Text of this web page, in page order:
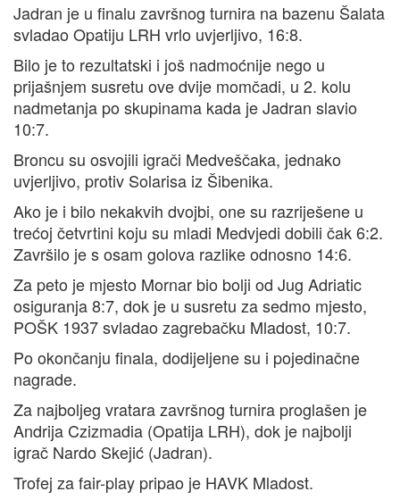
Jadran je u finalu završnog turnira na bazenu Šalata
svladao Opatiju LRH vrlo uvjerljivo, 16:8.
Bilo je to rezultatski i još nadmoćnije nego u
prijašnjem susretu ove dvije momčadi, u 2. kolu
nadmetanja po skupinama kada je Jadran slavio
10:7.
Broncu su osvojili igrači Medveščaka, jednako
uvjerljivo, protiv Solarisa iz Šibenika.
Ako je i bilo nekakvih dvojbi, one su razriješene u
trećoj četvrtini koju su mladi Medvjedi dobili čak 6:2.
Završilo je s osam golova razlike odnosno 14:6.
Za peto je mjesto Mornar bio bolji od Jug Adriatic
osiguranja 8:7, dok je u susretu za sedmo mjesto,
POŠK 1937 svladao zagrebačku Mladost, 10:7.
Po okončanju finala, dodijeljene su i pojedinačne
nagrade.
Za najboljeg vratara završnog turnira proglašen je
Andrija Czizmadia (Opatija LRH), dok je najbolji
igrač Nardo Skejić (Jadran).
Trofej za fair-play pripao je HAVK Mladost.